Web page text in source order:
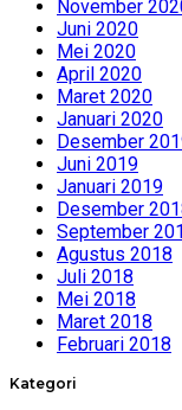
November
Juni 2020
Mei 2020
April 2020
Maret 2020
Januari 2020
Desember
Juni 2019
Januari 2019
Desember
September
Agustus 2018
Juli 2018
Mei 2018
Maret 2018
Februari 2018
Kategori